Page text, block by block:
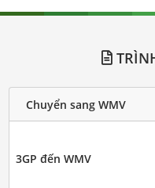
Chuyển sang WMV
3GP đến WMV